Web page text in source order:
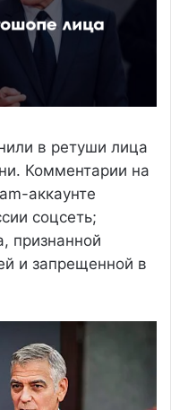
в ретуши лица
Комментарии на
аккаунте
соцсеть;
признанной
и запрещенной в